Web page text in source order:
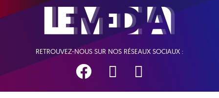
RETROUVEZ-NOUS SUR NOS RÉSEAUX SOCIAUX :